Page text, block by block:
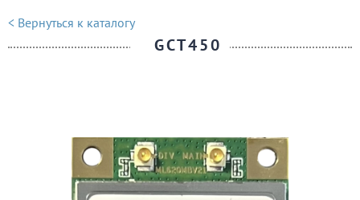
< Вернуться к каталогу
GCT450